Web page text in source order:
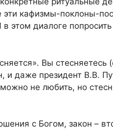
эти кафизмы-поклоны-
этом диалоге
Вы стесняетесь
и даже президент В.В.
не любить, но
с Богом, закон –